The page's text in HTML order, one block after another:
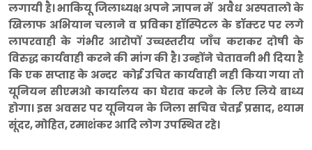
लगायी है। भाकियू जिलाध्यक्ष अपने ज्ञापन में अवैध अस्पतालो के
खिलाफ अभियान चलाने व प्रविका हॉस्पिटल के डॉक्टर पर लगे
लापरवाही के गंभीर आरोपों उच्चस्तरीय जाँच कराकर दोषी के
विरुद्ध कार्यवाही करने की मांग की है। उन्होंने चेतावनी भी दिया है
कि एक सप्ताह के अन्दर कोई उचित कार्यवाही नही किया गया तो
यूनियन सीएमओ कार्यालय का घेराव करने के लिए लिये बाध्य
होगा। इस अवसर पर यूनियन के जिला सचिव चेतई प्रसाद, श्याम
सूंदर, मोहित, रमाशंकर आदि लोग उपस्थित रहे।